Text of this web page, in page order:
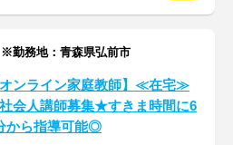
勤務地：青森県弘前市
オンライン家庭教師】≪在宅≫
会人講師募集★すきま時間に6
から指導可能◎